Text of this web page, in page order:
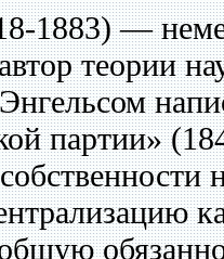
1883) —
теории
партии»